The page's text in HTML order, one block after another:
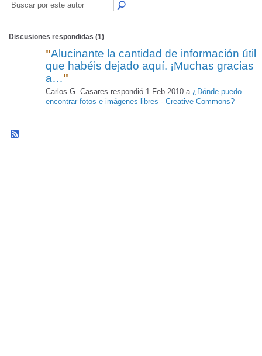
Discusiones respondidas (1)
"Alucinante la cantidad de información útil
que habéis dejado aquí. ¡Muchas gracias
a…"
Carlos G. Casares respondió 1 Feb 2010 a ¿Dónde puedo
encontrar fotos e imágenes libres - Creative Commons?